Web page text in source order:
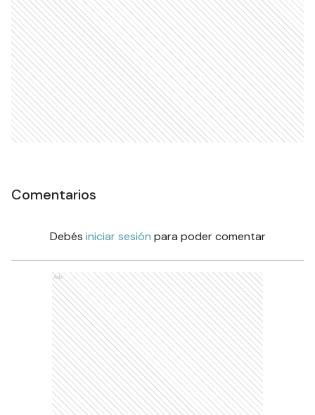
Comentarios
Debés iniciar sesión para poder comentar
Ads